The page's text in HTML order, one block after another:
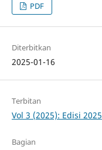
PDF
Diterbitkan
2025-01-16
Terbitan
Vol 3 (2025): Edisi 2025
Bagian